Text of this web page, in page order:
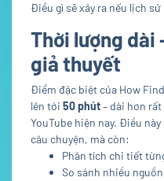
Điều gì sẽ xảy ra nếu lịch
Thời lượng dài
giả thuyết
Điểm đặc biệt của How
lên tới 50 phút– dài hơn
YouTube hiện nay. Điều
câu chuyện, mà còn:
Phân tích chi tiết
So sánh nhiều